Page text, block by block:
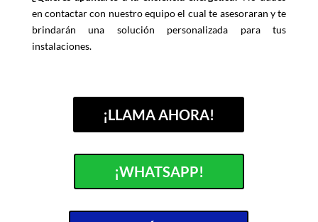
en contactar con nuestro equipo el cual te asesoraran y te
brindarán una solución personalizada para tus
instalaciones.
¡LLAMA AHORA!
¡WHATSAPP!